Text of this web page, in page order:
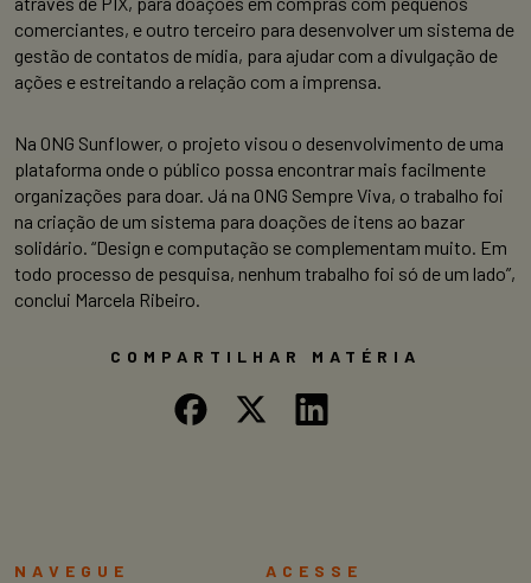
comerciantes, e outro terceiro para desenvolver um sistema de
gestão de contatos de mídia, para ajudar com a divulgação de
ações e estreitando a relação com a imprensa.
Na ONG Sunflower, o projeto visou o desenvolvimento de uma
plataforma onde o público possa encontrar mais facilmente
organizações para doar. Já na ONG Sempre Viva, o trabalho foi
na criação de um sistema para doações de itens ao bazar
solidário. “Design e computação se complementam muito. Em
todo processo de pesquisa, nenhum trabalho foi só de um lado”,
conclui Marcela Ribeiro.
COMPARTILHAR MATÉRIA
NAVEGUE ACESSE